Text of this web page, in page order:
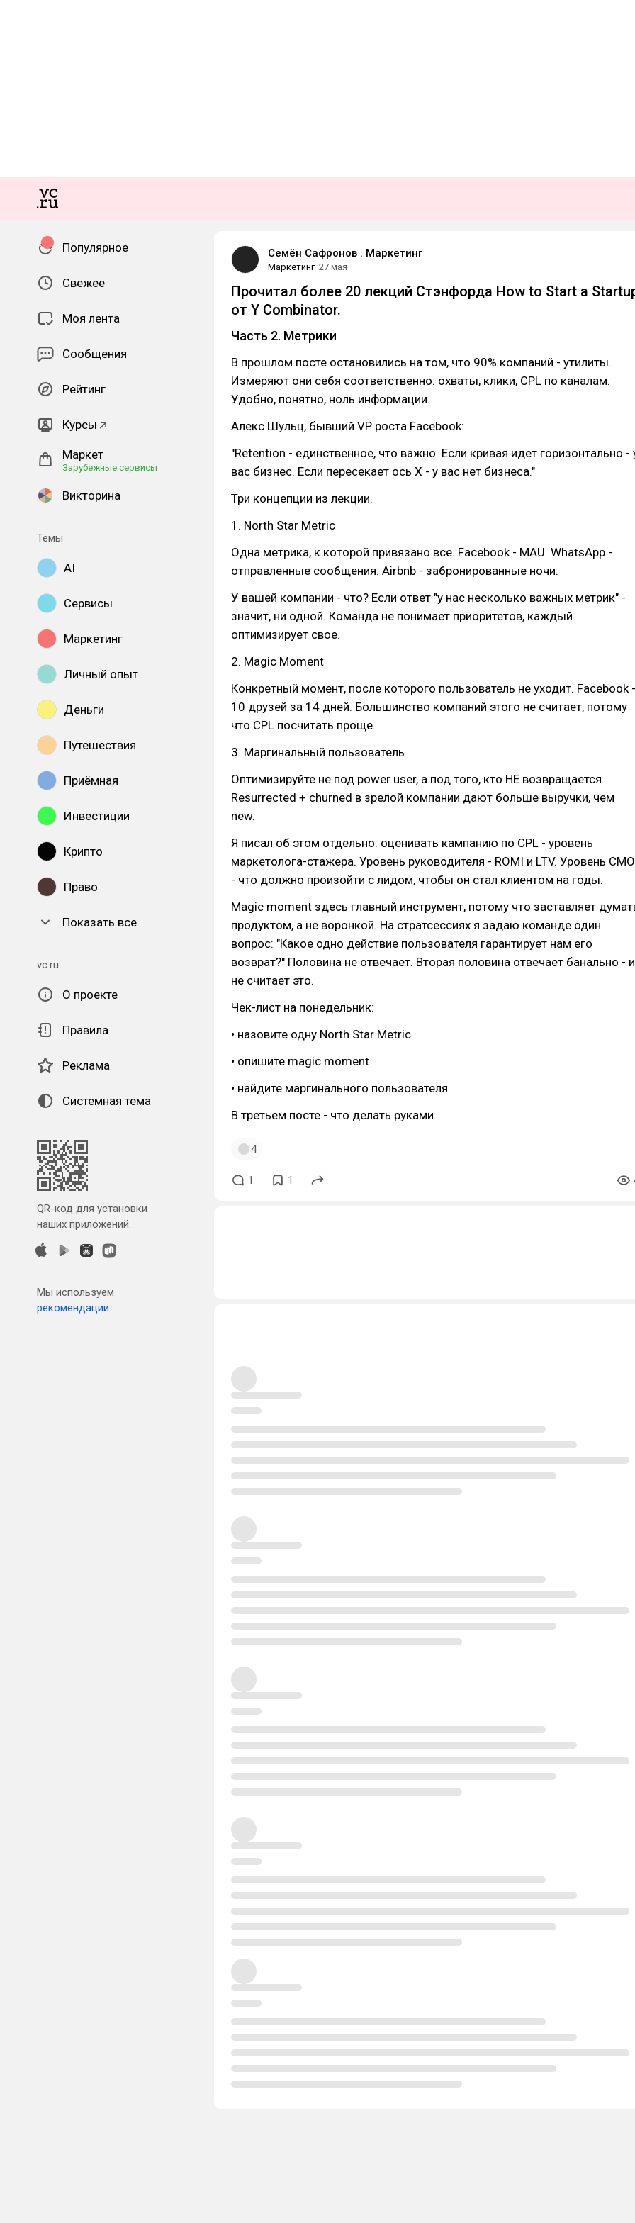
Популярное
Свежее
Моя лента
Сообщения
Рейтинг
Курсы
Маркет
Зарубежные сервисы
Викторина
Темы
AI
Сервисы
Маркетинг
Личный опыт
Деньги
Путешествия
Приёмная
Инвестиции
Крипто
Право
Показать все
vc.ru
О проекте
Правила
Реклама
Системная тема
QR-код для установки
наших приложений.
Мы используем
рекомендации.
Семён Сафронов . Маркетинг
Маркетинг 27 мая
Прочитал более 20 лекций Стэнфорда How to Start a
от Y Combinator.
Часть 2. Метрики
В прошлом посте остановились на том, что 90% компаний - утилиты.
Измеряют они себя соответственно: охваты, клики, CPL по каналам.
Удобно, понятно, ноль информации.
Алекс Шульц, бывший VP роста Facebook:
"Retention - единственное, что важно. Если кривая идет горизонтально -
вас бизнес. Если пересекает ось X - у вас нет бизнеса."
Три концепции из лекции.
1. North Star Metric
Одна метрика, к которой привязано все. Facebook - MAU. WhatsApp -
отправленные сообщения. Airbnb - забронированные ночи.
У вашей компании - что? Если ответ "у нас несколько важных метрик" -
значит, ни одной. Команда не понимает приоритетов, каждый
оптимизирует свое.
2. Magic Moment
Конкретный момент, после которого пользователь не уходит. Facebook -
10 друзей за 14 дней. Большинство компаний этого не считает, потому
что CPL посчитать проще.
3. Маргинальный пользователь
Оптимизируйте не под power user, а под того, кто НЕ возвращается.
Resurrected + churned в зрелой компании дают больше выручки, чем
new.
Я писал об этом отдельно: оценивать кампанию по CPL - уровень
маркетолога-стажера. Уровень руководителя - ROMI и LTV. Уровень CMO
- что должно произойти с лидом, чтобы он стал клиентом на годы.
Magic moment здесь главный инструмент, потому что заставляет
продуктом, а не воронкой. На стратсессиях я задаю команде один
вопрос: "Какое одно действие пользователя гарантирует нам его
возврат?" Половина не отвечает. Вторая половина отвечает банально - и
не считает это.
Чек-лист на понедельник:
• назовите одну North Star Metric
• опишите magic moment
• найдите маргинального пользователя
В третьем посте - что делать руками.
4
1 1